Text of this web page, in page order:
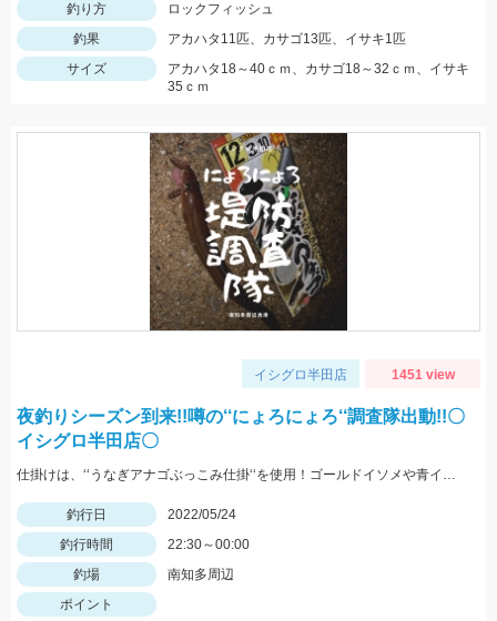
釣り方
ロックフィッシュ
釣果
アカハタ11匹、カサゴ13匹、イサキ1匹
サイズ
アカハタ18～40ｃｍ、カサゴ18～32ｃｍ、イサキ
35ｃｍ
イシグロ半田店 1451 view
夜釣りシーズン到来!!噂の‘‘にょろにょろ‘‘調査隊出動!!〇
イシグロ半田店〇
仕掛けは、‘‘うなぎアナゴぶっこみ仕掛‘‘を使用！ゴールドイソメや青イソメの房掛けがオススメ‼
釣行日
2022/05/24
釣行時間
22:30～00:00
釣場
南知多周辺
ポイント